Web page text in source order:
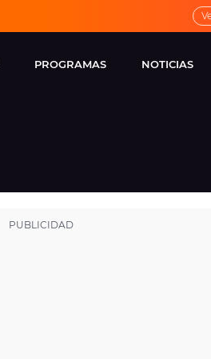
FM
PROGRAMAS
VIRALES
NOTICIAS